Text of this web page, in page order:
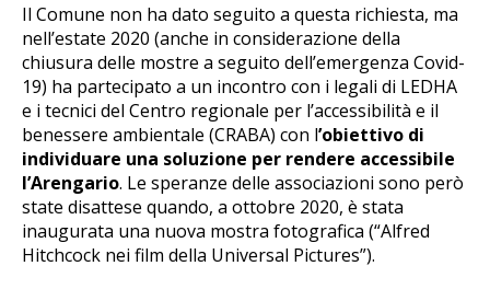
Il Comune non ha dato seguito a questa richiesta, ma
nell’estate 2020 (anche in considerazione della
chiusura delle mostre a seguito dell’emergenza Covid-
19) ha partecipato a un incontro con i legali di LEDHA
e i tecnici del Centro regionale per l’accessibilità e il
benessere ambientale (CRABA) con l’obiettivo di
individuare una soluzione per rendere accessibile
l’Arengario. Le speranze delle associazioni sono però
state disattese quando, a ottobre 2020, è stata
inaugurata una nuova mostra fotografica (“Alfred
Hitchcock nei film della Universal Pictures”).